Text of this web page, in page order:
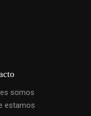
somos
estamos